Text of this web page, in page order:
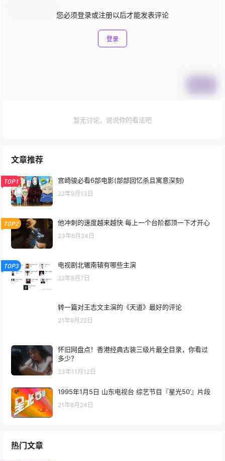
您必须登录或注册以后才能发表评论
登录
暂无讨论，说说你的看法吧
文章推荐
TOP1 宫崎骏必看6部电影(部部回忆杀且寓意深刻)
22年9月13日
TOP2 他冲刺的速度越来越快 每上一个台阶都顶一下才开心
23年8月24日
TOP3 电视剧北辙南辕有哪些主演
22年8月7日
转一篇对王志文主演的《天道》最好的评论
21年9月22日
怀旧网盘点！香港经典古装三级片最全目录，你看过
多少？
23年11月12日
1995年1月5日 山东电视台 综艺节目『星光50’』片段
21年8月24日
热门文章